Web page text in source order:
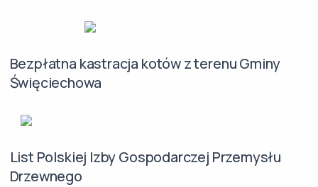
Bezpłatna kastracja kotów z terenu Gminy
Święciechowa
List Polskiej Izby Gospodarczej Przemysłu
Drzewnego